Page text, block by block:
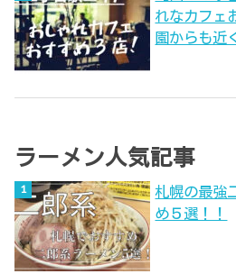
れなカフェ
園からも近
ラーメン人気記事
札幌の最強
め５選！！